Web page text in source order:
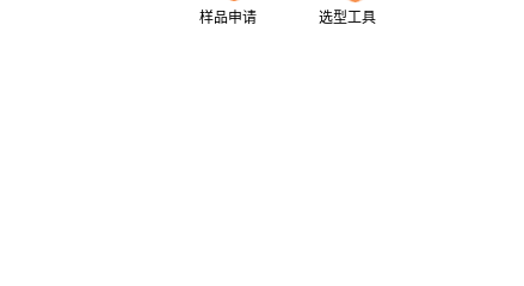
样品申请 选型工具